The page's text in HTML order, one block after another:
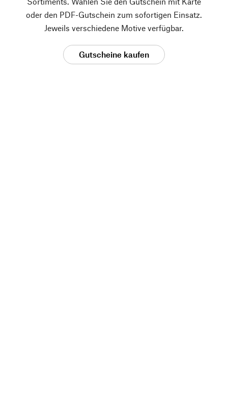
oder den PDF-Gutschein zum sofortigen Einsatz.
Jeweils verschiedene Motive verfügbar.
Gutscheine kaufen